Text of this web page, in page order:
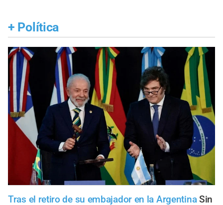
+ Política
Tras el retiro de su embajador en la Argentina Sin